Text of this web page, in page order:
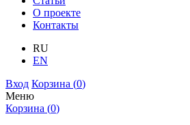
О проекте
Контакты
RU
EN
Вход Корзина (0)
Меню
Корзина (0)